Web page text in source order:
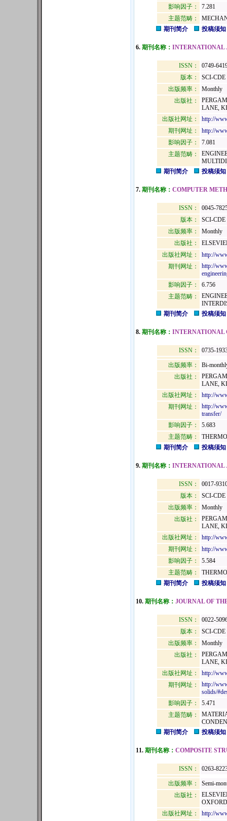
影响因子：
7.281
主题范畴：
期刊简介
投稿须知
6. 期刊名称： INTERNATIONAL
ISSN：
0749-
版本：
SCI-CDE
出版频率：
Monthly
出版社：
LANE,
出版社网址：
http://
期刊网址：
http://
影响因子：
7.081
主题范畴：
期刊简介
投稿须知
7. 期刊名称： COMPUTER
ISSN：
0045-
版本：
SCI-CDE
出版频率：
Monthly
出版社：
出版社网址：
http://
期刊网址：
http://
影响因子：
6.756
主题范畴：
期刊简介
投稿须知
8. 期刊名称： INTERNATIONAL
ISSN： 0735-
出版频率：
Bi-
出版社：
LANE,
出版社网址：
http://
期刊网址：
http://
transfer/
影响因子：
5.683
主题范畴：
期刊简介
投稿须知
9. 期刊名称： INTERNATIONAL
ISSN：
0017-
版本：
SCI-CDE
出版频率：
Monthly
出版社：
LANE,
出版社网址：
http://
期刊网址：
http://
影响因子：
5.584
主题范畴：
期刊简介
投稿须知
10. 期刊名称： JOURNAL OF
ISSN：
0022-
版本：
SCI-CDE
出版频率：
Monthly
出版社：
LANE,
出版社网址：
http://
期刊网址：
http://
solids/
影响因子：
5.471
主题范畴：
期刊简介
投稿须知
11. 期刊名称： COMPOSITE
ISSN： 0263-
出版频率：
Semi-
出版社：
出版社网址：
http://